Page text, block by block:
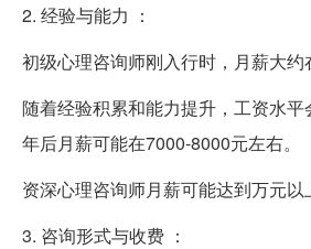
2. 经验与能力 ：
初级心理咨询师刚入行时，月薪大约
随着经验积累和能力提升，工资水
年后月薪可能在7000-8000元左右。
资深心理咨询师月薪可能达到万元以
3. 咨询形式与收费 ：